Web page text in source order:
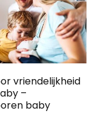
vriendelijkheid
–
baby